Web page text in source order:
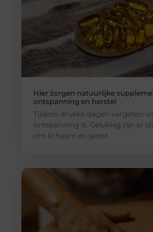
Hier zorgen natuurlijke
ontspanning en herstel
Tijdens drukke dagen vergeten
ontspanning is. Gelukkig zijn er
om lichaam en geest